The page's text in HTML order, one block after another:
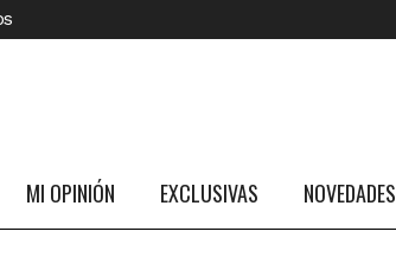
MI OPINIÓN EXCLUSIVAS NOVEDADES